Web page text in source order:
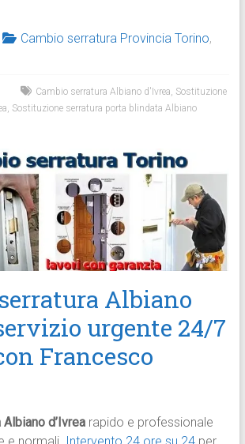
Cambio serratura Provincia Torino,
Cambio serratura Albiano d'Ivrea, Sostituzione
, Sostituzione serratura porta blindata Albiano
Albiano
urgente 24/7
Francesco
d’Ivrearapido e professionale